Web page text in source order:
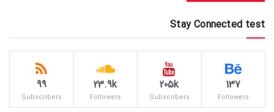
Stay Connected test
137
Followers
205k
Subscribers
23.9k
Followers
99
Subscribers